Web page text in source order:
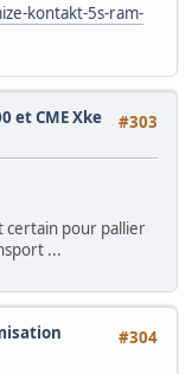
kontakt-5s-ram-
#303
et CME Xke
certain pour pallier
...
#304